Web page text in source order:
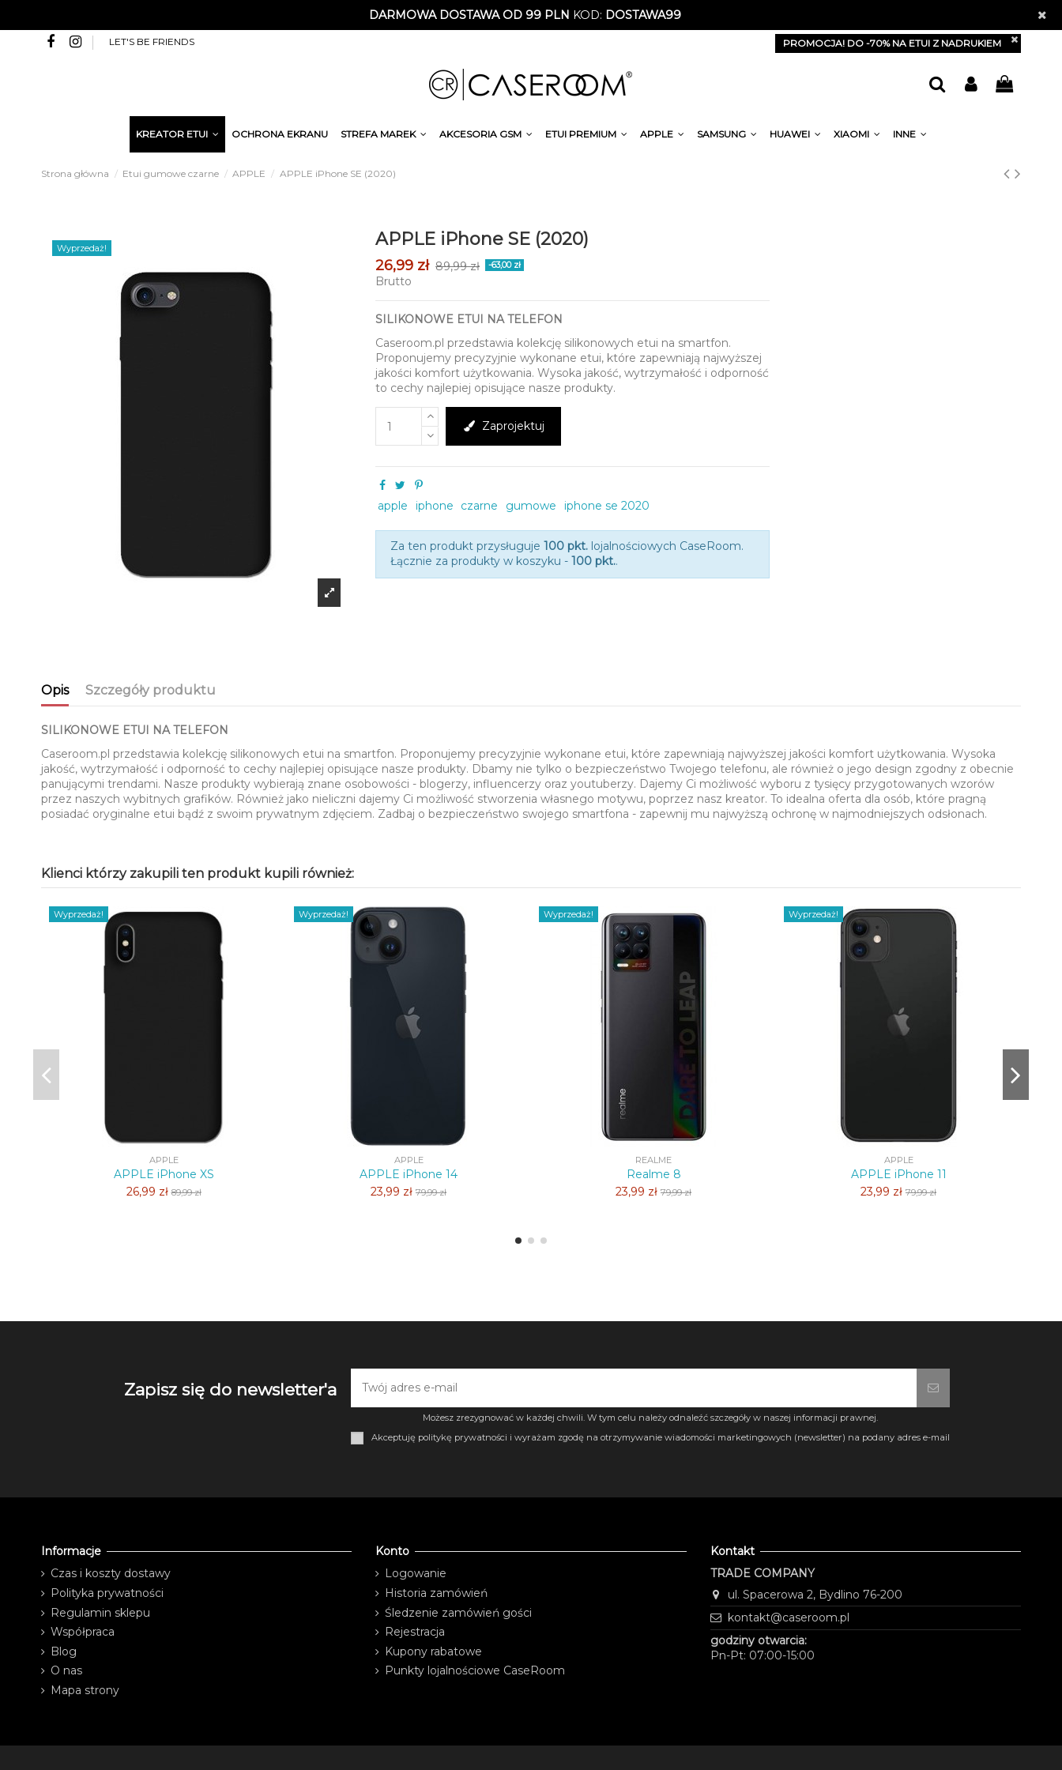
DARMOWA DOSTAWA OD 99 PLN KOD: DOSTAWA99
LET'S BE FRIENDS PROMOCJA! DO -70% NA ETUI Z NADRUKIEM
KREATOR ETUI OCHRONA EKRANU STREFA MAREK AKCESORIA GSM ETUI PREMIUM APPLE SAMSUNG HUAWEI XIAOMI INNE
Strona główna Etui gumowe czarne APPLE APPLE iPhone SE (2020)
Wyprzedaż! APPLE iPhone SE (2020)
26,99 zł 89,99 zł -63,00 zł
Brutto
SILIKONOWE ETUI NA TELEFON
Caseroom.pl przedstawia kolekcję silikonowych etui na smartfon.
Proponujemy precyzyjnie wykonane etui, które zapewniają najwyższej
jakości komfort użytkowania. Wysoka jakość, wytrzymałość i odporność
to cechy najlepiej opisujące nasze produkty.
Zaprojektuj
apple iphone czarne gumowe iphone se 2020
Za ten produkt przysługuje 100 pkt.lojalnościowych CaseRoom.
Łącznie za produkty w koszyku - 100 pkt..
Opis Szczegóły produktu
SILIKONOWE ETUI NA TELEFON
Caseroom.pl przedstawia kolekcję silikonowych etui na smartfon. Proponujemy precyzyjnie wykonane etui, które zapewniają najwyższej jakości komfort użytkowania. Wysoka
jakość, wytrzymałość i odporność to cechy najlepiej opisujące nasze produkty. Dbamy nie tylko o bezpieczeństwo Twojego telefonu, ale również o jego design zgodny z obecnie
panującymi trendami. Nasze produkty wybierają znane osobowości - blogerzy, influencerzy oraz youtuberzy. Dajemy Ci możliwość wyboru z tysięcy przygotowanych wzorów
przez naszych wybitnych grafików. Również jako nieliczni dajemy Ci możliwość stworzenia własnego motywu, poprzez nasz kreator. To idealna oferta dla osób, które pragną
posiadać oryginalne etui bądź z swoim prywatnym zdjęciem. Zadbaj o bezpieczeństwo swojego smartfona - zapewnij mu najwyższą ochronę w najmodniejszych odsłonach.
Klienci którzy zakupili ten produkt kupili również:
Wyprzedaż!
APPLE
APPLE iPhone XS
26,99 zł89,99 zł
Wyprzedaż!
APPLE
APPLE iPhone 14
23,99 zł 79,99 zł
Wyprzedaż!
REALME
Realme 8
23,99 zł 79,99 zł
Wyprzedaż!
APPLE
APPLE iPhone 11
23,99 zł 79,99 zł
Zapisz się do newsletter'a
Możesz zrezygnować w każdej chwili. W tym celu należy odnaleźć szczegóły w naszej informacji prawnej.
Akceptuję politykę prywatności i wyrażam zgodę na otrzymywanie wiadomości marketingowych (newsletter) na podany adres e-mail
Informacje
Czas i koszty dostawy
Polityka prywatności
Regulamin sklepu
Współpraca
Blog
O nas
Mapa strony
Konto
Logowanie
Historia zamówień
Śledzenie zamówień gości
Rejestracja
Kupony rabatowe
Punkty lojalnościowe CaseRoom
Kontakt
TRADE COMPANY
ul. Spacerowa 2, Bydlino 76-200
kontakt@caseroom.pl
godziny otwarcia:
Pn-Pt: 07:00-15:00